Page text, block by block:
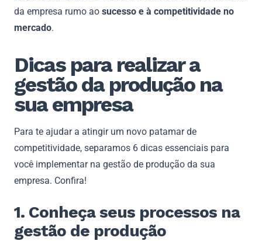
da empresa rumo ao sucesso e à competitividade no
mercado.
Dicas para realizar a
gestão da produção na
sua empresa
Para te ajudar a atingir um novo patamar de
competitividade, separamos 6 dicas essenciais para
você implementar na gestão de produção da sua
empresa. Confira!
1. Conheça seus processos na
gestão de produção